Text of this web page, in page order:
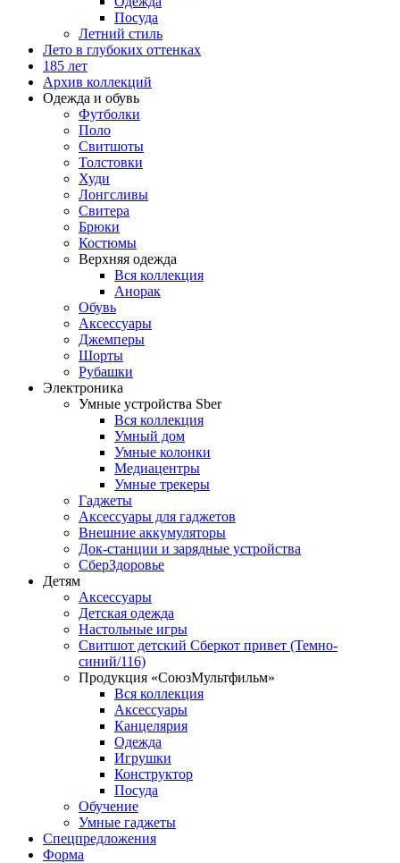
Посуда
Летний стиль
Лето в глубоких оттенках
185 лет
Архив коллекций
Одежда и обувь
Футболки
Поло
Свитшоты
Толстовки
Худи
Лонгсливы
Свитера
Брюки
Костюмы
Верхняя одежда
Вся коллекция
Анорак
Обувь
Аксессуары
Джемперы
Шорты
Рубашки
Электроника
Умные устройства Sber
Вся коллекция
Умный дом
Умные колонки
Медиацентры
Умные трекеры
Гаджеты
Аксессуары для гаджетов
Внешние аккумуляторы
Док-станции и зарядные устройства
СберЗдоровье
Детям
Аксессуары
Детская одежда
Настольные игры
Свитшот детский Сберкот привет (Темно-
синий/116)
Продукция «СоюзМультфильм»
Вся коллекция
Аксессуары
Канцелярия
Одежда
Игрушки
Конструктор
Посуда
Обучение
Умные гаджеты
Спецпредложения
Форма